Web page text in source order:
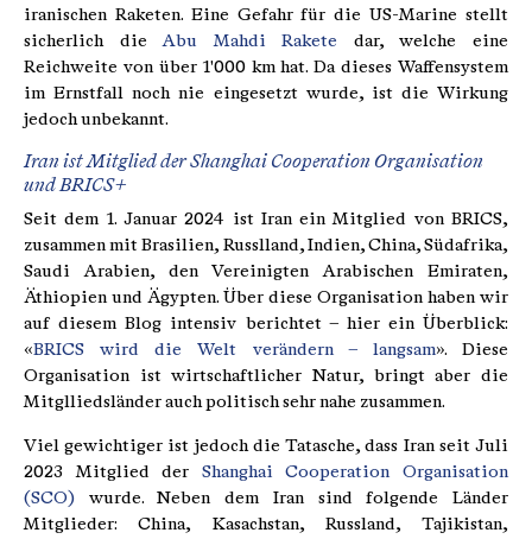
iranischen Raketen. Eine Gefahr für die US-Marine stellt
sicherlich dieAbu Mahdi Rakete dar, welche eine
Reichweite von über 1'000 km hat. Da dieses Waffensystem
im Ernstfall noch nie eingesetzt wurde, ist die Wirkung
jedoch unbekannt.
Iran ist Mitglied der Shanghai Cooperation Organisation
und BRICS+
Seit dem 1. Januar 2024 ist Iran ein Mitglied von BRICS,
zusammen mit Brasilien, Russlland, Indien, China, Südafrika,
Saudi Arabien, den Vereinigten Arabischen Emiraten,
Äthiopien und Ägypten. Über diese Organisation haben wir
auf diesem Blog intensiv berichtet – hier ein Überblick:
«BRICS wird die Welt verändern – langsam». Diese
Organisation ist wirtschaftlicher Natur, bringt aber die
Mitglliedsländer auch politisch sehr nahe zusammen.
Viel gewichtiger ist jedoch die Tatasche, dass Iran seit Juli
2023 Mitglied der Shanghai Cooperation Organisation
(SCO) wurde. Neben dem Iran sind folgende Länder
Mitglieder: China, Kasachstan, Russland, Tajikistan,